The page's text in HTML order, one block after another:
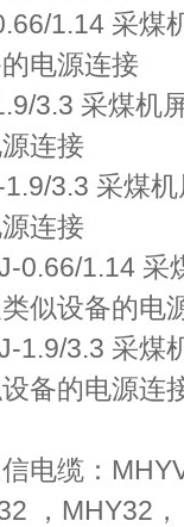
1.14 采煤
电源连接
3.3 采煤机
连接
1.9/3.3 采煤
连接
0.66/1.14 采
似设备的电
1.9/3.3 采煤
备的电源连
电缆：
，MHY32，